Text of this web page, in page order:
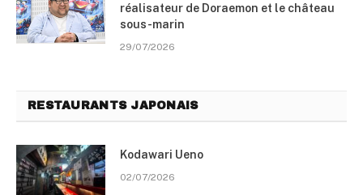
réalisateur de Doraemon et le château
sous-marin
29/07/2026
RESTAURANTS JAPONAIS
Kodawari Ueno
02/07/2026